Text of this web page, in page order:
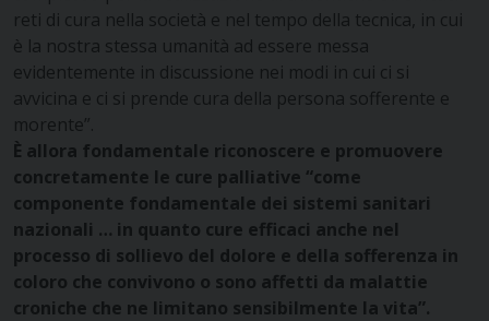
reti di cura nella società e nel tempo della tecnica, in cui
è la nostra stessa umanità ad essere messa
evidentemente in discussione nei modi in cui ci si
avvicina e ci si prende cura della persona sofferente e
morente”.
È allora fondamentale riconoscere e promuovere
concretamente le cure palliative “come
componente fondamentale dei sistemi sanitari
nazionali … in quanto cure efficaci anche nel
processo di sollievo del dolore e della sofferenza in
coloro che convivono o sono affetti da malattie
croniche che ne limitano sensibilmente la vita”.